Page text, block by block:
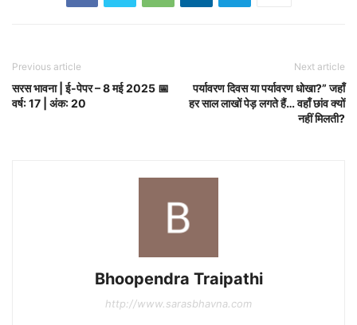
Previous article
सरस भावना | ई-पेपर – 8 मई 2025 📅
वर्ष: 17 | अंक: 20
Next article
पर्यावरण दिवस या पर्यावरण धोखा?” जहाँ
हर साल लाखों पेड़ लगते हैं… वहाँ छांव क्यों
नहीं मिलती?
Bhoopendra Traipathi
http://www.sarasbhavna.com